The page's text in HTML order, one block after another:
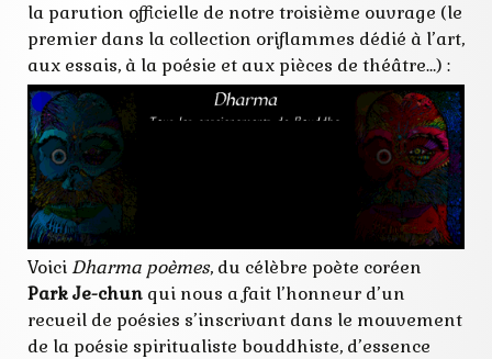
exemplaire
je-chun
jino
korea
parution
poésie
poète
prestige
la parution officielle de notre troisième ouvrage (le
premier dans la collection oriflammes dédié à l’art,
aux essais, à la poésie et aux pièces de théâtre…) :
VoiciDharma poèmes, du célèbre poète coréen
Park Je-chun qui nous a fait l’honneur d’un
recueil de poésies s’inscrivant dans le mouvement
de la poésie spiritualiste bouddhiste, d’essence